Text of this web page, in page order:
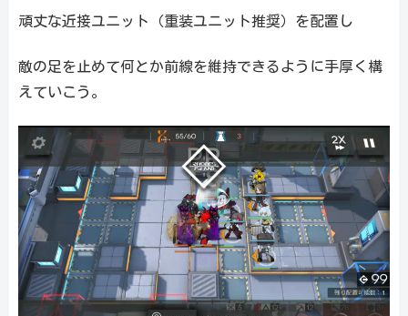
頑丈な近接ユニット（重装ユニット推奨）を配置し
敵の足を止めて何とか前線を維持できるように手厚く構
えていこう。